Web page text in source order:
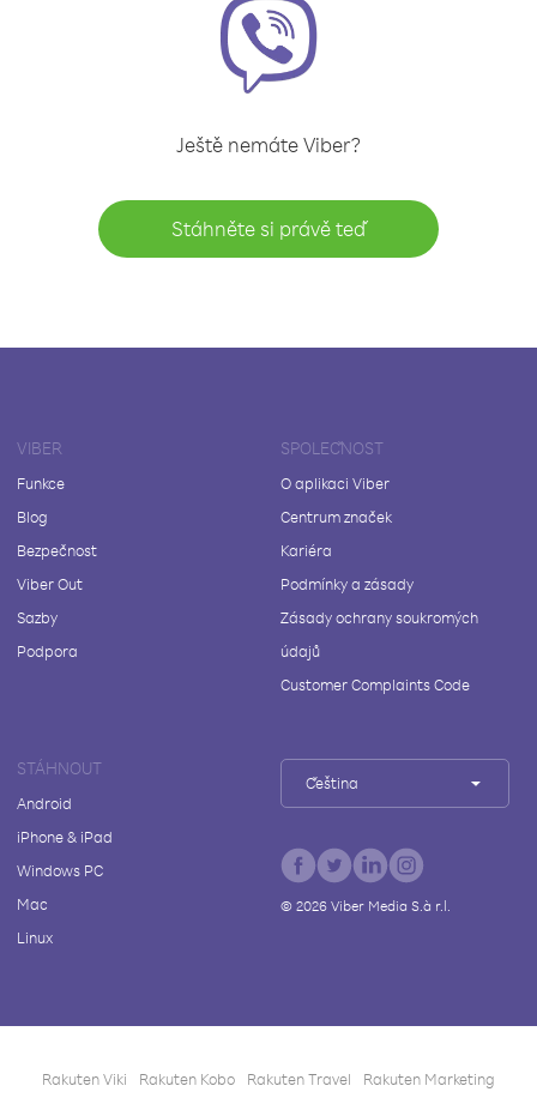
Ještě nemáte Viber?
Stáhněte si právě teď
VIBER
Funkce
Blog
Bezpečnost
Viber Out
Sazby
Podpora
SPOLEČNOST
O aplikaci Viber
Centrum značek
Kariéra
Podmínky a zásady
Zásady ochrany soukromých
údajů
Customer Complaints Code
STÁHNOUT
Android
iPhone & iPad
Windows PC
Mac
Linux
Čeština
© 2026Viber Media S.à r.l.
Rakuten Viki Rakuten Kobo Rakuten Travel Rakuten Marketing